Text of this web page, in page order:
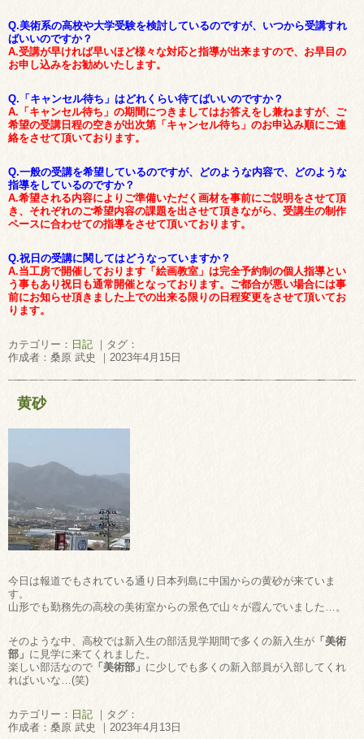
Q.美術系の高校や大学受験を検討しているのですが、いつから受講すれ
ばいいのですか？
A.受講が早ければ早いほど様々な対応と指導が出来ますので、お早目の
お申し込みをお勧めいたします。
Q.「キャンセル待ち」はどれくらい待てばいいのですか？
A.「キャンセル待ち」の期間につきましてはお答えをし兼ねますが、ご
希望の受講日程の空きが出次第「キャンセル待ち」のお申込み順にご連
絡をさせて頂いております。
Q.一般の受講を希望しているのですが、どのような内容で、どのような
指導をしているのですか？
A.希望される内容によりご準備いただく画材を事前にご説明をさせて頂
き、それぞれのご希望内容の課題を出させて頂きながら、受講生の制作
ペースに合わせての指導をさせて頂いております。
Q.祝日の受講に関してはどうなっていますか？
A.当工房で開催しております「絵画教室」は完全予約制の個人指導とい
う事もあり祝日も通常開催となっております。ご都合が悪い場合には事
前にお知らせ頂きました上での出来る限りの日程変更をさせて頂いてお
ります。
カテゴリー： 日記 ｜タグ：
作成者：桑原 武史 ｜2023年4月15日
黄砂
今日は報道でもされている通り日本列島に中国からの黄砂が来ていま
す。
山形でも勤務先の高校の美術室からの景色で山々が霞んでいました…。
そのような中、高校では新入生の部活見学期間で多くの新入生が 「美術
部」 に見学に来てくれました。
楽しい部活なので 「美術部」 に少しでも多くの新入部員が入部してくれ
ればいいな…(笑)
カテゴリー： 日記 ｜タグ：
作成者：桑原 武史 ｜2023年4月13日